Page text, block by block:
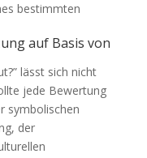
bestimmten
auf Basis von
lässt sich nicht
jede Bewertung
symbolischen
der